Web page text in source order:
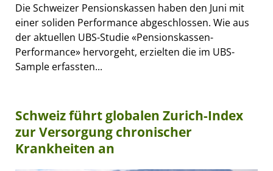
Die Schweizer Pensionskassen haben den Juni mit
einer soliden Performance abgeschlossen. Wie aus
der aktuellen UBS-Studie «Pensionskassen-
Performance» hervorgeht, erzielten die im UBS-
Sample erfassten...
Schweiz führt globalen Zurich-Index
zur Versorgung chronischer
Krankheiten an